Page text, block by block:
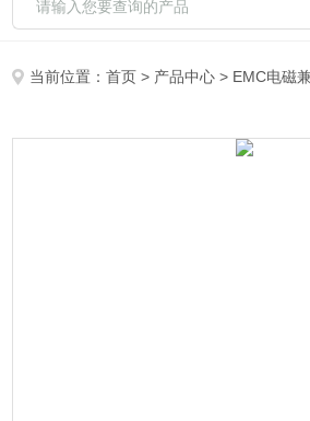
当前位置：首页 > 产品中心 > EMC电磁